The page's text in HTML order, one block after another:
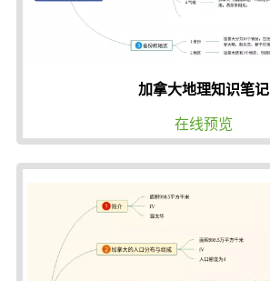
加拿大地理知识笔记
在线预览